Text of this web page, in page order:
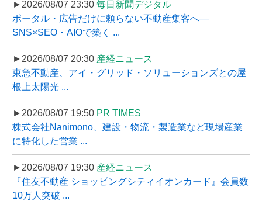
►2026/08/07 23:30 毎日新聞デジタル
ポータル・広告だけに頼らない不動産集客へ―
SNS×SEO・AIOで築く ...
►2026/08/07 20:30 産経ニュース
東急不動産、アイ・グリッド・ソリューションズとの屋
根上太陽光 ...
►2026/08/07 19:50 PR TIMES
株式会社Nanimono、建設・物流・製造業など現場産業
に特化した営業 ...
►2026/08/07 19:30 産経ニュース
『住友不動産 ショッピングシティイオンカード』会員数
10万人突破 ...